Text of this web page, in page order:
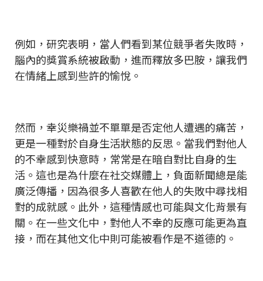
例如，研究表明，當人們看到某位競爭者失敗時，
腦內的獎賞系統被啟動，進而釋放多巴胺，讓我們
在情緒上感到些許的愉悅。
然而，幸災樂禍並不單單是否定他人遭遇的痛苦，
更是一種對於自身生活狀態的反思。當我們對他人
的不幸感到快意時，常常是在暗自對比自身的生
活。這也是為什麼在社交媒體上，負面新聞總是能
廣泛傳播，因為很多人喜歡在他人的失敗中尋找相
對的成就感。此外，這種情感也可能與文化背景有
關。在一些文化中，對他人不幸的反應可能更為直
接，而在其他文化中則可能被看作是不道德的。